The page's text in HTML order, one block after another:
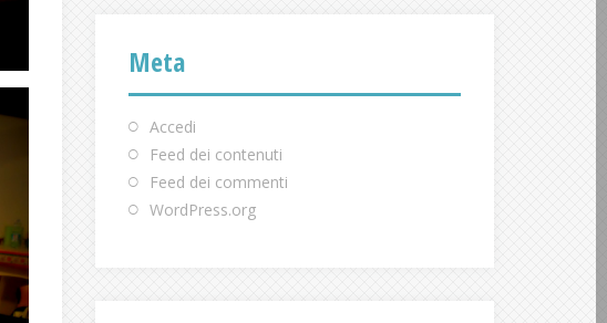
Meta
Accedi
Feed dei contenuti
Feed dei commenti
WordPress.org